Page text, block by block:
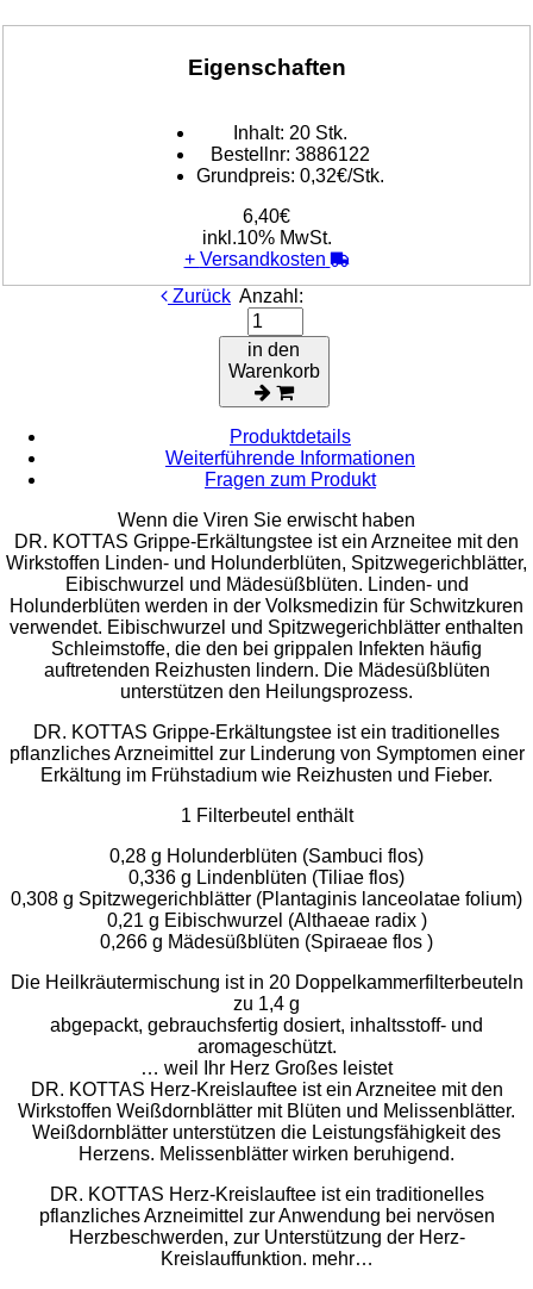
Eigenschaften
Inhalt: 20 Stk.
Bestellnr: 3886122
Grundpreis: 0,32€/Stk.
6,40€
inkl.10% MwSt.
+ Versandkosten
Zurück Anzahl:
in den
Warenkorb
Produktdetails
Weiterführende Informationen
Fragen zum Produkt
Wenn die Viren Sie erwischt haben
DR. KOTTAS Grippe-Erkältungstee ist ein Arzneitee mit den
Wirkstoffen Linden- und Holunderblüten, Spitzwegerichblätter,
Eibischwurzel und Mädesüßblüten. Linden- und
Holunderblüten werden in der Volksmedizin für Schwitzkuren
verwendet. Eibischwurzel und Spitzwegerichblätter enthalten
Schleimstoffe, die den bei grippalen Infekten häufig
auftretenden Reizhusten lindern. Die Mädesüßblüten
unterstützen den Heilungsprozess.
DR. KOTTAS Grippe-Erkältungstee ist ein traditionelles
pflanzliches Arzneimittel zur Linderung von Symptomen einer
Erkältung im Frühstadium wie Reizhusten und Fieber.
1 Filterbeutel enthält
0,28 g Holunderblüten (Sambuci flos)
0,336 g Lindenblüten (Tiliae flos)
0,308 g Spitzwegerichblätter (Plantaginis lanceolatae folium)
0,21 g Eibischwurzel (Althaeae radix )
0,266 g Mädesüßblüten (Spiraeae flos )
Die Heilkräutermischung ist in 20 Doppelkammerfilterbeuteln
zu 1,4 g
abgepackt, gebrauchsfertig dosiert, inhaltsstoff- und
aromageschützt.
… weil Ihr Herz Großes leistet
DR. KOTTAS Herz-Kreislauftee ist ein Arzneitee mit den
Wirkstoffen Weißdornblätter mit Blüten und Melissenblätter.
Weißdornblätter unterstützen die Leistungsfähigkeit des
Herzens. Melissenblätter wirken beruhigend.
DR. KOTTAS Herz-Kreislauftee ist ein traditionelles
pflanzliches Arzneimittel zur Anwendung bei nervösen
Herzbeschwerden, zur Unterstützung der Herz-
Kreislauffunktion. mehr…